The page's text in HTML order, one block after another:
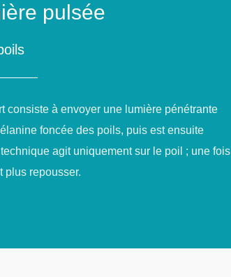
pulsée
consiste à envoyer une lumière pénétrante
foncée des poils, puis est ensuite
agit uniquement sur le poil ; une fois
plus repousser.